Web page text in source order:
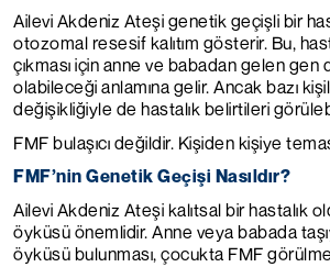
Ailevi Akdeniz Ateşi genetik geçişli bir
otozomal resesif kalıtım gösterir. Bu,
çıkması için anne ve babadan gelen gen
olabileceği anlamına gelir. Ancak bazı
değişikliğiyle de hastalık belirtileri
FMF bulaşıcı değildir. Kişiden kişiye
FMF’nin Genetik Geçişi Nasıldır?
Ailevi Akdeniz Ateşi kalıtsal bir hastalık
öyküsü önemlidir. Anne veya babada
öyküsü bulunması, çocukta FMF görülme